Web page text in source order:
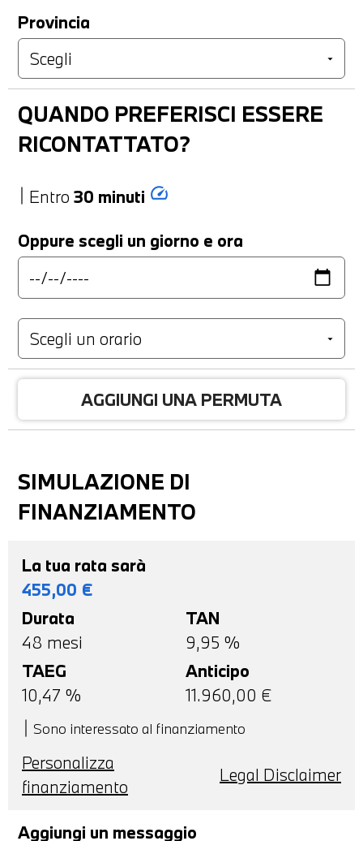
Provincia
QUANDO PREFERISCI ESSERE
RICONTATTATO?
Entro 30 minuti speed
Oppure scegli un giorno e ora
AGGIUNGI UNA PERMUTA
SIMULAZIONE DI
FINANZIAMENTO
La tua rata sarà
455,00 €
Durata
48 mesi
TAN
9,95 %
TAEG
10,47 %
Anticipo
11.960,00 €
Sono interessato al finanziamento
Personalizza
finanziamento
Legal Disclaimer
Aggiungi un messaggio